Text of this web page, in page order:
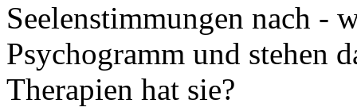
Seelenstimmungen nach -
Psychogramm und stehen
Therapien hat sie?